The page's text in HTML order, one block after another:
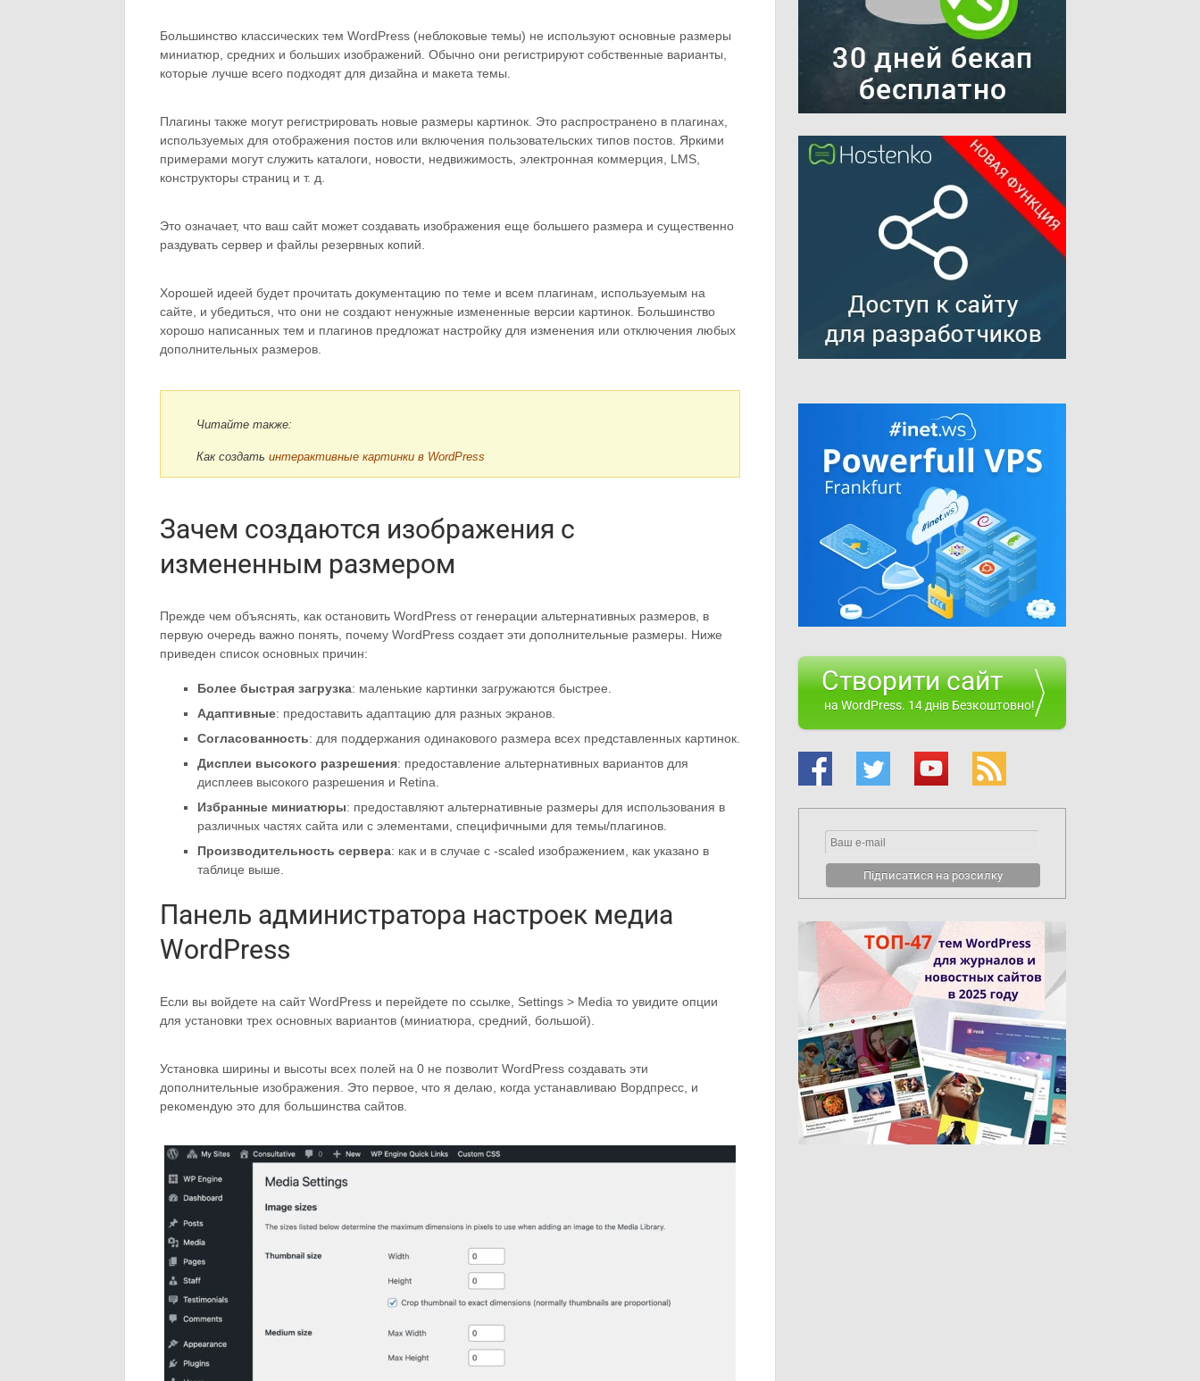
Большинство классических тем WordPress (неблоковые темы) не используют основные размеры
миниатюр, средних и больших изображений. Обычно они регистрируют собственные варианты,
которые лучше всего подходят для дизайна и макета темы.
Плагины также могут регистрировать новые размеры картинок. Это распространено в плагинах,
используемых для отображения постов или включения пользовательских типов постов. Яркими
примерами могут служить каталоги, новости, недвижимость, электронная коммерция, LMS,
конструкторы страниц и т. д.
Это означает, что ваш сайт может создавать изображения еще большего размера и существенно
раздувать сервер и файлы резервных копий.
Хорошей идеей будет прочитать документацию по теме и всем плагинам, используемым на
сайте, и убедиться, что они не создают ненужные измененные версии картинок. Большинство
хорошо написанных тем и плагинов предложат настройку для изменения или отключения любых
дополнительных размеров.
Читайте также:
Как создать интерактивные картинки в WordPress
Зачем создаются изображения с
измененным размером
Прежде чем объяснять, как остановить WordPress от генерации альтернативных размеров, в
первую очередь важно понять, почему WordPress создает эти дополнительные размеры. Ниже
приведен список основных причин:
Более быстрая загрузка: маленькие картинки загружаются быстрее.
Адаптивные: предоставить адаптацию для разных экранов.
Согласованность: для поддержания одинакового размера всех представленных картинок.
Дисплеи высокого разрешения: предоставление альтернативных вариантов для
дисплеев высокого разрешения и Retina.
Избранные миниатюры: предоставляют альтернативные размеры для использования в
различных частях сайта или с элементами, специфичными для темы/плагинов.
Производительность сервера: как и в случае с -scaled изображением, как указано в
таблице выше.
Панель администратора настроек медиа
WordPress
Если вы войдете на сайт WordPress и перейдете по ссылке, Settings > Media то увидите опции
для установки трех основных вариантов (миниатюра, средний, большой).
Установка ширины и высоты всех полей на 0 не позволит WordPress создавать эти
дополнительные изображения. Это первое, что я делаю, когда устанавливаю Вордпресс, и
рекомендую это для большинства сайтов.
Створити сайт
на WordPress. 14 днів Безкоштовно!